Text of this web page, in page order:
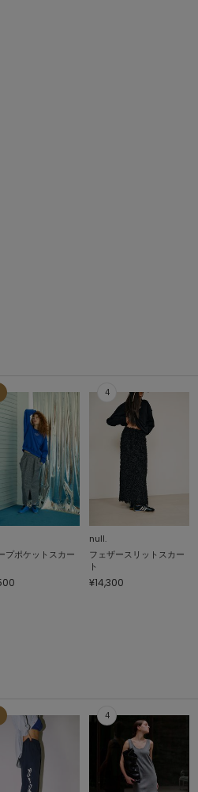
プポケットスカー
null.
フェザースリットスカー
ト
¥14,300